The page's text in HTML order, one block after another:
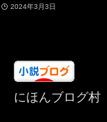
2024年3月3日
にほんブログ村